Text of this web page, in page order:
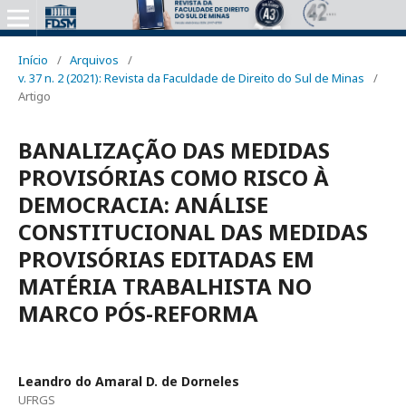
Início / Arquivos
/
v. 37 n. 2 (2021): Revista da Faculdade de Direito do Sul de Minas
/
Artigo
BANALIZAÇÃO DAS MEDIDAS
PROVISÓRIAS COMO RISCO À
DEMOCRACIA: ANÁLISE
CONSTITUCIONAL DAS MEDIDAS
PROVISÓRIAS EDITADAS EM
MATÉRIA TRABALHISTA NO
MARCO PÓS-REFORMA
Leandro do Amaral D. de Dorneles
UFRGS